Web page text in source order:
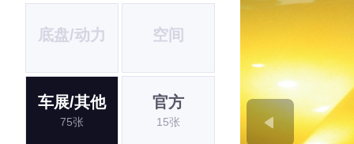
底盘/动力 空间
车展/其他
75张
官方
15张